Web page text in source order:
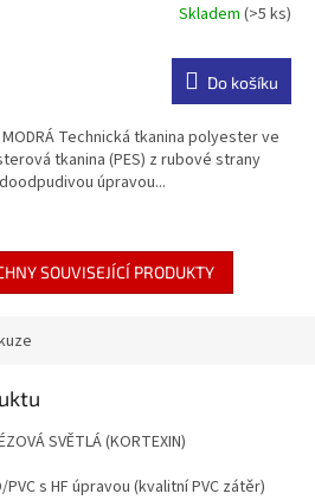
Skladem(>5 ks)
Do košíku
MODRÁ Technická tkanina polyester ve
tkanina (PES) z rubové strany
úpravou...
SOUVISEJÍCÍ PRODUKTY
SVĚTLÁ (KORTEXIN)
s HF úpravou (kvalitní PVC zátěr)